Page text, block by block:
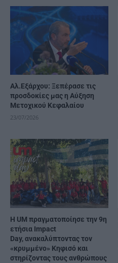
Αλ.Εξάρχου: Ξεπέρασε τις
προσδοκίες μας η Αύξηση
Μετοχικού Κεφαλαίου
23/07/2026
Η UM πραγματοποίησε την 9η
ετήσια Impact
Day, ανακαλύπτοντας τον
«κρυμμένο» Κηφισό και
στηρίζοντας τους ανθρώπους